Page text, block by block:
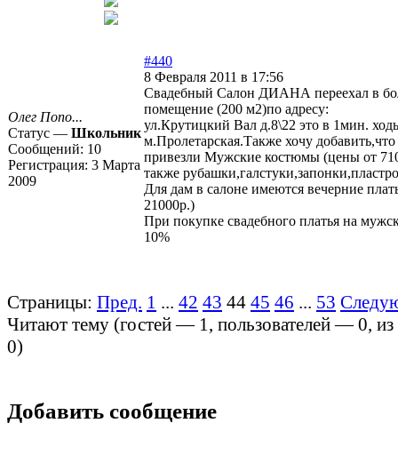
Олег Попо...
Статус — Школьник
Сообщений: 10
Регистрация: 3 Марта
2009
#440
8 Февраля 2011 в 17:56
Свадебный Салон ДИАНА переехал в
помещение (200 м2)по адресу:
ул.Крутицкий Вал д.8\22 это в 1мин.
м.Пролетарская.Также хочу
привезли Мужские костюмы (цены от
также
Для дам в салоне имеются вечерние
21000р.)
При покупке свадебного платья на
10%
Страницы: Пред. 1 ... 42 43 44 45 46 ... 53
Читают тему (гостей — 1, пользователей —0,
0)
Добавить сообщение